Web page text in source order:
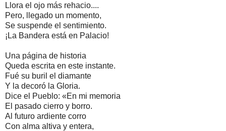
Llora el ojo más rehacio....
Pero, llegado un momento,
Se suspende el sentimiento.
¡La Bandera está en Palacio!
Una página de historia
Queda escrita en este instante.
Fué su buril el diamante
Y la decoró la Gloria.
Dice el Pueblo: «En mi memoria
El pasado cierro y borro.
Al futuro ardiente corro
Con alma altiva y entera,